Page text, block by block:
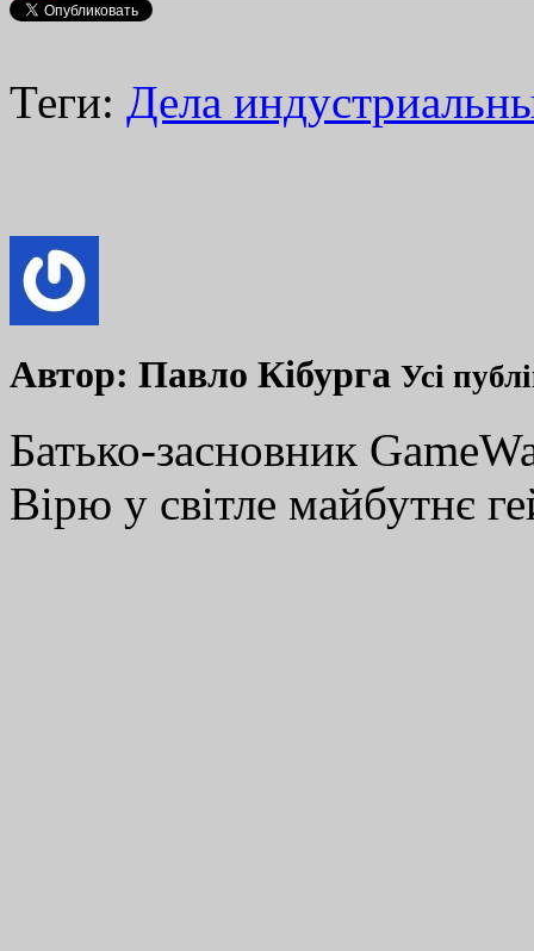
Теги: Дела
Автор: Павло Кібурга Усі
Батько-засновник
Вірю у світле майбутнє